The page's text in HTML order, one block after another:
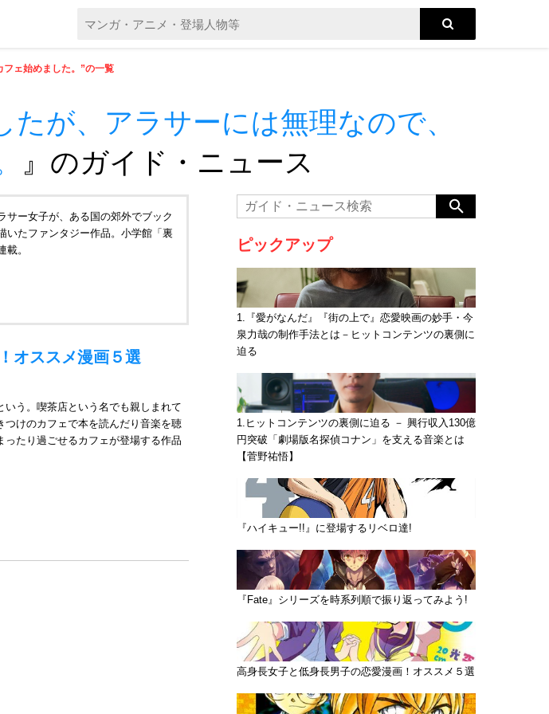
ェ始めました。”の一覧
が、アラサーには無理なので、
』 のガイド・ニュース
サー女子が、ある国の郊外でブック
いたファンタジー作品。小学館「裏
。
オススメ漫画５選
う。喫茶店という名でも親しまれて
けのカフェで本を読んだり音楽を聴
たり過ごせるカフェが登場する作品
ピックアップ
1.『愛がなんだ』『街の上で』恋愛映画の妙手・今
泉力哉の制作手法とは－ヒットコンテンツの裏側に
迫る
1.ヒットコンテンツの裏側に迫る － 興行収入130億
円突破「劇場版名探偵コナン」を支える音楽とは
【菅野祐悟】
『ハイキュー!!』に登場するリベロ達!
『Fate』シリーズを時系列順で振り返ってみよう!
高身長女子と低身長男子の恋愛漫画！オススメ５選